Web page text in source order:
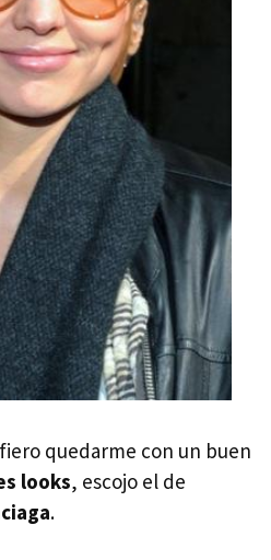
quedarme con un buen
looks, escojo el de
.